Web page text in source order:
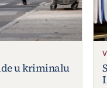
u kriminalu